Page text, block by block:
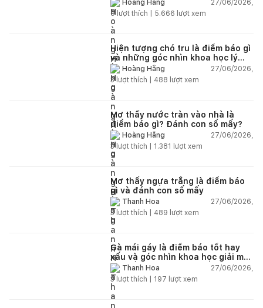
Hoàng Hằng
27/06/2026,
0lượt thích | 5.666 lượt xem
Hiện tượng chó tru là điềm báo gì
và những góc nhìn khoa học lý
giảiHoàng Hằng
27/06/2026,
3lượt thích | 488 lượt xem
Mơ thấy nước tràn vào nhà là
điềm báo gì? Đánh con số mấy?
Hoàng Hằng
27/06/2026,
3lượt thích | 1.381 lượt xem
Mơ thấy ngựa trắng là điềm báo
gì và đánh con số mấy
Thanh Hoa
27/06/2026,
3lượt thích | 489 lượt xem
Gà mái gáy là điềm báo tốt hay
xấu và góc nhìn khoa học giải mã
chi tiết
Thanh Hoa
27/06/2026,
3lượt thích | 197 lượt xem